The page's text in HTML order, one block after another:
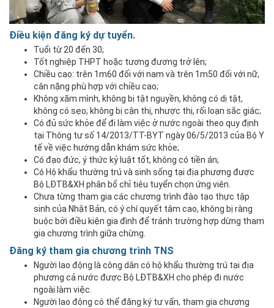
Điều kiện đăng ký dự tuyển.
Tuổi từ 20 đến 30;
Tốt nghiệp THPT hoặc tương đương trở lên;
Chiều cao: trên 1m60 đối với nam và trên 1m50 đối với nữ,
cân nặng phù hợp với chiều cao;
Không xăm mình, không bị tật nguyền, không có dị tật,
không có sẹo; không bị cận thị, nhược thị, rối loạn sắc giác;
Có đủ sức khỏe để đi làm việc ở nước ngoài theo quy định
tại Thông tư số 14/2013/TT-BYT ngày 06/5/2013 của Bộ Y
tế về việc hướng dẫn khám sức khỏe;
Có đạo đức, ý thức kỷ luật tốt, không có tiền án;
Có Hộ khẩu thường trú và sinh sống tại địa phương được
Bộ LĐTB&XH phân bổ chỉ tiêu tuyển chọn ứng viên.
Chưa từng tham gia các chương trình đào tạo thực tập
sinh của Nhật Bản, có ý chí quyết tâm cao, không bị ràng
buộc bởi điều kiện gia đình để tránh trường hợp dừng tham
gia chương trình giữa chừng.
Đăng ký tham gia chương trình TNS
Người lao động là công dân có hộ khẩu thường trú tại địa
phương cả nước được Bộ LĐTB&XH cho phép đi nước
ngoài làm việc.
Người lao động có thể đăng ký tư vấn, tham gia chương